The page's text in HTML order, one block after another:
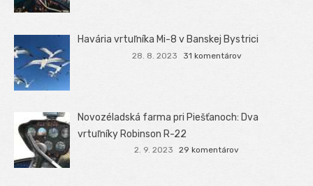
Havária vrtuľníka Mi-8 v Banskej Bystrici
28. 8. 2023 31 komentárov
Novozéladská farma pri Piešťanoch: Dva
vrtuľníky Robinson R-22
2. 9. 2023 29 komentárov